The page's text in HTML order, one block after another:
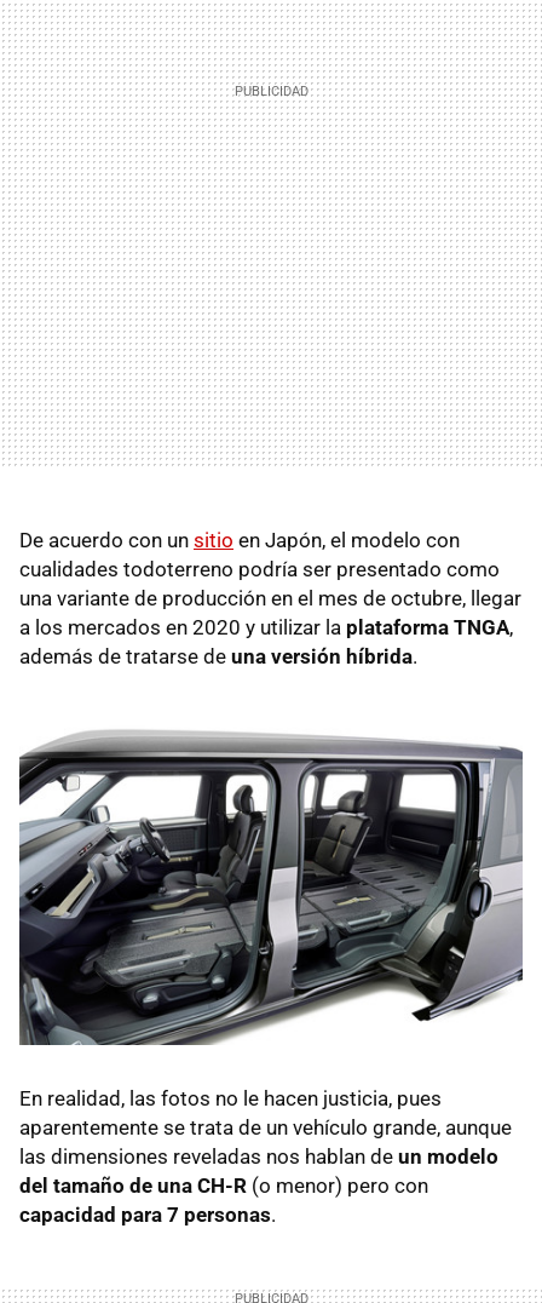
De acuerdo con un sitio en Japón, el modelo con
cualidades todoterreno podría ser presentado como
una variante de producción en el mes de octubre, llegar
a los mercados en 2020 y utilizar la plataforma TNGA,
además de tratarse de una versión híbrida.
En realidad, las fotos no le hacen justicia, pues
aparentemente se trata de un vehículo grande, aunque
las dimensiones reveladas nos hablan de un modelo
del tamaño de una CH-R (o menor) pero con
capacidad para 7 personas.